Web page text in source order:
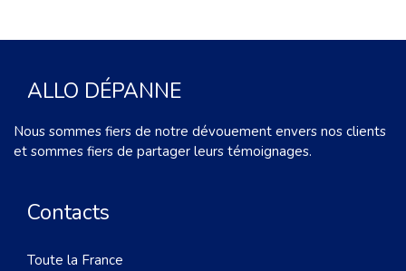
ALLO DÉPANNE
Nous sommes fiers de notre dévouement envers nos clients
et sommes fiers de partager leurs témoignages.
Contacts
Toute la France